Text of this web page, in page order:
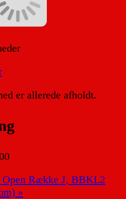
er allerede afholdt.
Open Række J, BBKL2
»